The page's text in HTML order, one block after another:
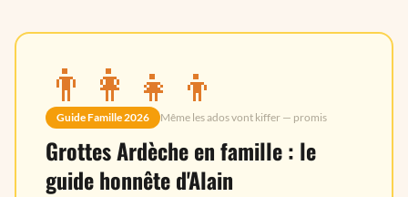
👨‍👩‍👧‍👦
Guide Famille 2026 Même les ados vont kiffer — promis
Grottes Ardèche en famille : le
guide honnête d'Alain